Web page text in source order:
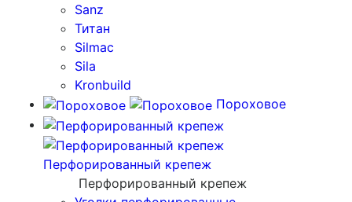
Sanz
Титан
Silmac
Sila
Kronbuild
Пороховое
Перфорированный крепеж
Перфорированный крепеж